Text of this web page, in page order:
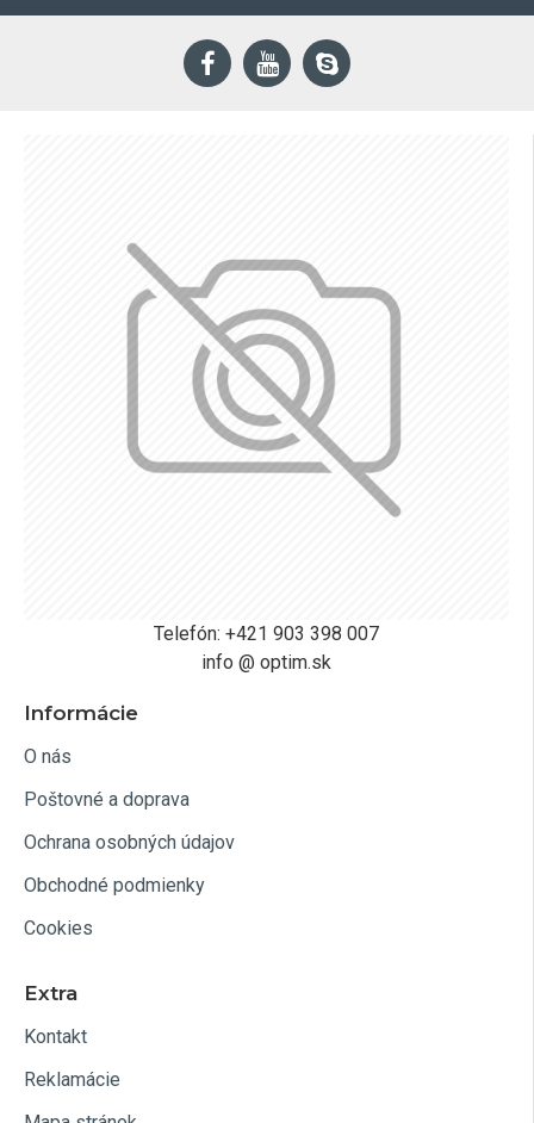
Telefón: +421 903 398 007
info @ optim.sk
Informácie
O nás
Poštovné a doprava
Ochrana osobných údajov
Obchodné podmienky
Cookies
Extra
Kontakt
Reklamácie